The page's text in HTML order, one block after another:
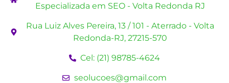
Especializada em SEO - Volta Redonda RJ
Rua Luiz Alves Pereira, 13 / 101 - Aterrado - Volta
Redonda-RJ, 27215-570
Cel: (21) 98785-4624
seolucoes@gmail.com